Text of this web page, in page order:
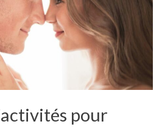
pour